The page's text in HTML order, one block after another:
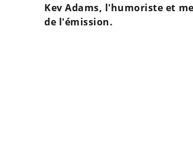
Kev Adams, l'humoriste et
de l'émission.